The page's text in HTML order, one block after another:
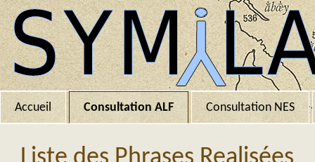
Accueil Consultation ALF Consultation NES